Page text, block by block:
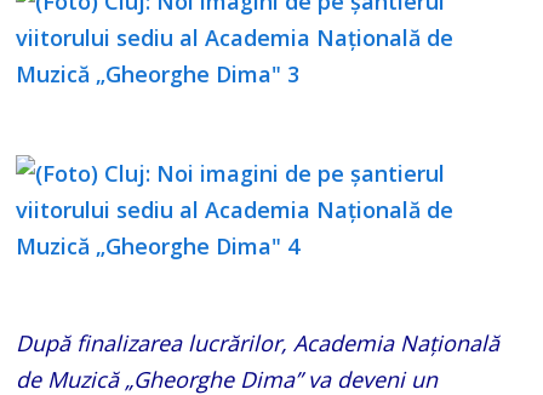
După finalizarea lucrărilor, Academia Națională
de Muzică „Gheorghe Dima” va deveni un